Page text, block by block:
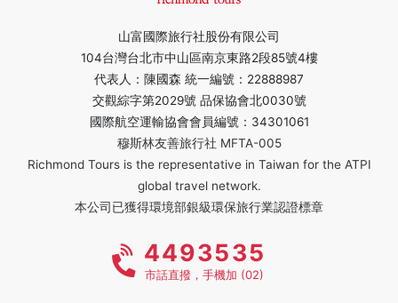
山富國際旅行社股份有限公司
104台灣台北市中山區南京東路2段85號4樓
代表人：陳國森 統一編號：22888987
交觀綜字第2029號 品保協會北0030號
國際航空運輸協會會員編號：34301061
穆斯林友善旅行社 MFTA-005
Richmond Tours is the representative in Taiwan for the ATPI
global travel network.
本公司已獲得環境部銀級環保旅行業認證標章
4493535
市話直撥，手機加 (02)